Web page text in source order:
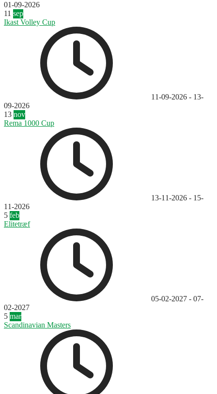
01-09-2026
11 sep
Ikast Volley Cup
11-09-2026 - 13-
09-2026
13 nov
Rema 1000 Cup
13-11-2026 - 15-
11-2026
5 feb
Elitetræf
05-02-2027 - 07-
02-2027
5 mar
Scandinavian Masters